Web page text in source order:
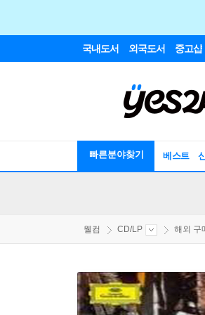
국내도서 외국도서 중고샵
빠른분야찾기 베스트
웰컴 CD/LP 해외 구